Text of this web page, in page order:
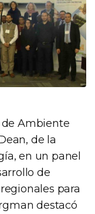
Ambiente
de la
en un panel
de
para
destacó